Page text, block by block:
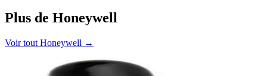
Plus de Honeywell
Voir tout Honeywell →